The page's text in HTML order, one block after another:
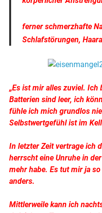
ferner schmerzhafte
Schlafstörungen,
„Es ist mir alles zuviel.
Batterien sind leer, ich
fühle ich mich grundlos
Selbstwertgefühl ist im
In letzter Zeit vertrage ich
herrscht eine Unruhe in
mehr habe. Es tut mir ja
anders.
Mittlerweile kann ich